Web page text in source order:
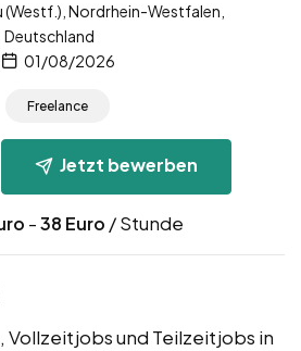
Nordrhein-Westfalen,
Deutschland
01/08/2026
Freelance
Jetzt bewerben
-38 Euro / Stunde
Vollzeitjobs und Teilzeitjobs in